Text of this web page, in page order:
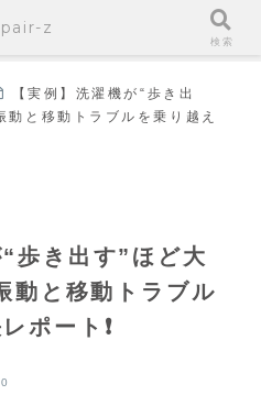
【実例】洗濯機が“歩き出
と移動トラブルを乗り越え
歩き出す”ほど大
と移動トラブル
ポート❗️
z
検索